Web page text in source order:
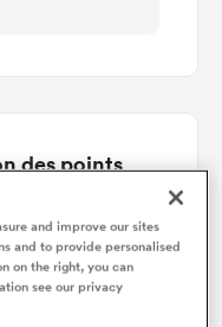
des points
and improve our sites
and to provide personalised
on the right, you can
see our privacy